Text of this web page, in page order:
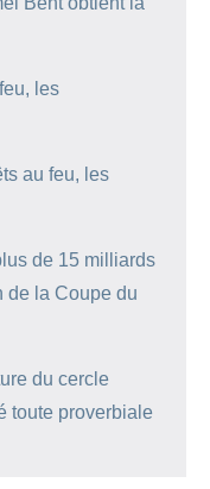
les
au feu, les
de 15 milliards
de la Coupe du
du cercle
toute proverbiale